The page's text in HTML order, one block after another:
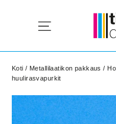
sisältöön
Site
Koti / Metallilaatikon pakkaus /
huulirasvapurkit